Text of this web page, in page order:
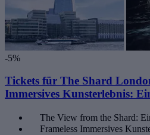
-5%
Tickets für The Shard
Immersives Kunsterlebnis:
The View from the Shard:
Frameless Immersives